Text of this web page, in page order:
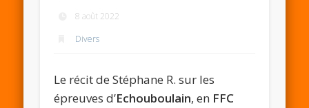
8 août 2022
Divers
Le récit de Stéphane R. sur les
épreuves d’Echouboulain, en FFC